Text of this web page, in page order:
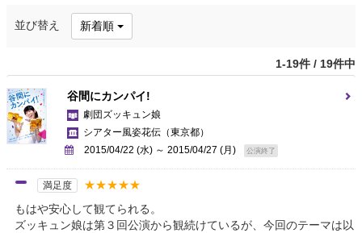
a
t
並び替え 新着順
1-19件 / 19件中
谷間にカンパイ!
劇団ズッキュン娘
シアター風姿花伝 （東京都）
2015/04/22 (水) ～ 2015/04/27 (月)
公演終了
満足度
★★★★★
もはや安心して観てられる。
ズッキュン娘は第３回公演から観続けているが、今回のテーマは以